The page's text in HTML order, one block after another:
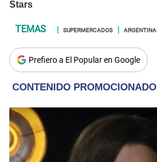
SUPERMERCADOS ARGENTINA
Prefiero a El Popular en Google